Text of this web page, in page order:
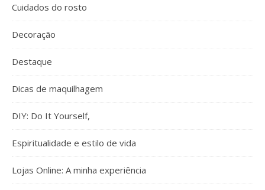
Cuidados do rosto
Decoração
Destaque
Dicas de maquilhagem
DIY: Do It Yourself,
Espiritualidade e estilo de vida
Lojas Online: A minha experiência